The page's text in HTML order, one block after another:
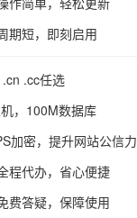
期短，即刻启用
.cc任选
，100M数据库
加密，提升网站公信力
程代办，省心便捷
费答疑，保障使用